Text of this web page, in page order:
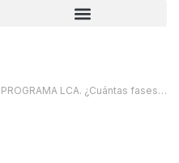
LCA. ¿Cuántas fases hay y cuándo las paso?